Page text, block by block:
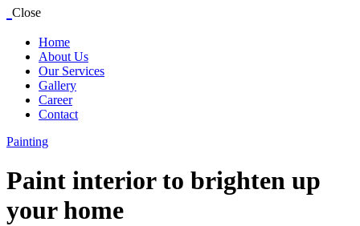
Close
Home
About Us
Our Services
Gallery
Career
Contact
Painting
Paint interior to brighten up
your home